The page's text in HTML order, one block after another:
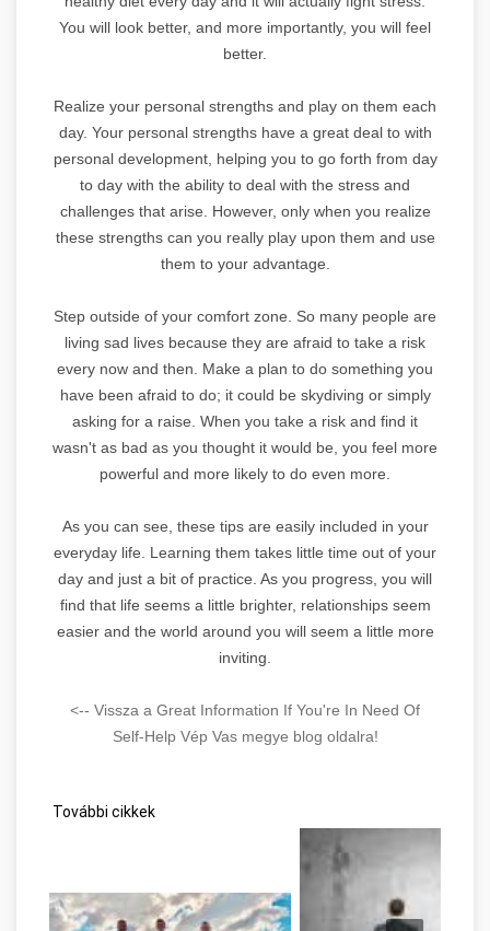
You will look better, and more importantly, you will feel
better.
Realize your personal strengths and play on them each
day. Your personal strengths have a great deal to with
personal development, helping you to go forth from day
to day with the ability to deal with the stress and
challenges that arise. However, only when you realize
these strengths can you really play upon them and use
them to your advantage.
Step outside of your comfort zone. So many people are
living sad lives because they are afraid to take a risk
every now and then. Make a plan to do something you
have been afraid to do; it could be skydiving or simply
asking for a raise. When you take a risk and find it
wasn't as bad as you thought it would be, you feel more
powerful and more likely to do even more.
As you can see, these tips are easily included in your
everyday life. Learning them takes little time out of your
day and just a bit of practice. As you progress, you will
find that life seems a little brighter, relationships seem
easier and the world around you will seem a little more
inviting.
<-- Vissza a Great Information If You're In Need Of
Self-Help Vép Vas megye blog oldalra!
További cikkek